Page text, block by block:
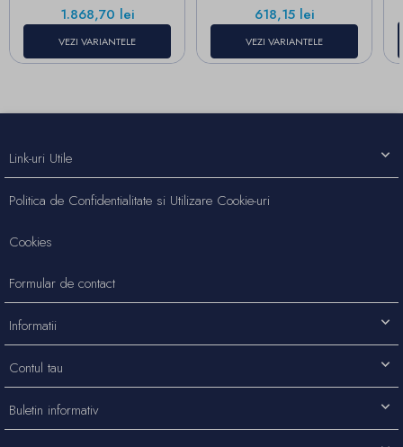
Pret
1.868,70 lei
VEZI VARIANTELE
Pret
618,15 lei
VEZI VARIANTELE
Link-uri Utile
Politica de Confidentialitate si Utilizare Cookie-uri
Cookies
Formular de contact
Informatii
Contul tau
Buletin informativ